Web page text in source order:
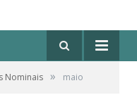
Nominais » maio